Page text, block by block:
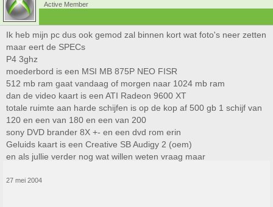
Active Member
Ik heb mijn pc dus ook gemod zal binnen kort wat foto's neer zetten
maar eert de SPECs
P4 3ghz
moederbord is een MSI MB 875P NEO FISR
512 mb ram gaat vandaag of morgen naar 1024 mb ram
dan de video kaart is een ATI Radeon 9600 XT
totale ruimte aan harde schijfen is op de kop af 500 gb 1 schijf van
120 en een van 180 en een van 200
sony DVD brander 8X +- en een dvd rom erin
Geluids kaart is een Creative SB Audigy 2 (oem)
en als jullie verder nog wat willen weten vraag maar
27 mei 2004